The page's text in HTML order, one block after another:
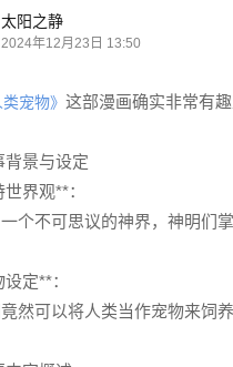
太阳之静
2024年12月23日 13:50
宠物》 这部漫画确实非常有
背景与设定
界观**：
个不可思议的神界，神明们
定**：
然可以将人类当作宠物来饲养